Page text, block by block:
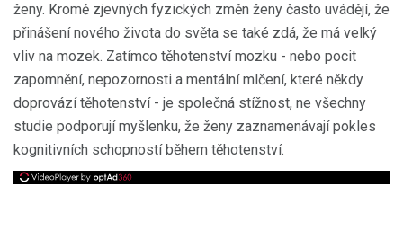
ženy. Kromě zjevných fyzických změn ženy často uvádějí, že
přinášení nového života do světa se také zdá, že má velký
vliv na mozek. Zatímco těhotenství mozku - nebo pocit
zapomnění, nepozornosti a mentální mlčení, které někdy
doprovází těhotenství - je společná stížnost, ne všechny
studie podporují myšlenku, že ženy zaznamenávají pokles
kognitivních schopností během těhotenství.